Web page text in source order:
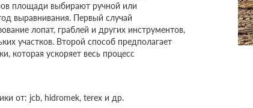
площади выбирают ручной или
выравнивания. Первый случай
лопат, граблей и других инструментов,
участков. Второй способ предполагает
которая ускоряет весь процесс
от: jcb, hidromek, terex и др.